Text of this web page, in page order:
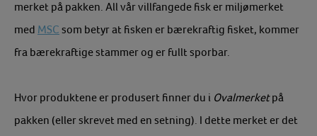
merket på pakken. All vår villfangede fisk er miljømerket
med MSC som betyr at fisken er bærekraftig fisket, kommer
fra bærekraftige stammer og er fullt sporbar.
Hvor produktene er produsert finner du i Ovalmerketpå
pakken (eller skrevet med en setning). I dette merket er det